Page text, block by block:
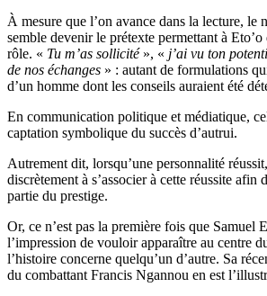
À mesure que l’on avance dans la lecture, le
semble devenir le prétexte permettant à
rôle. « Tu m’as sollicité», « j’ai vu ton
de nos échanges » : autant de formulations
d’un homme dont les conseils auraient été
En communication politique et médiatique,
captation symbolique du succès d’autrui.
Autrement dit, lorsqu’une personnalité
discrètement à s’associer à cette réussite afin
partie du prestige.
Or, ce n’est pas la première fois que Samuel
l’impression de vouloir apparaître au centre
l’histoire concerne quelqu’un d’autre. Sa
du combattant Francis Ngannou en est